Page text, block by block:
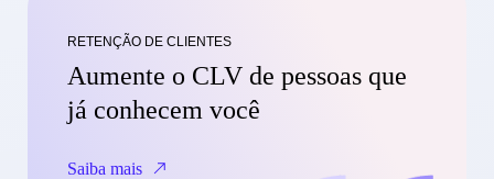
RETENÇÃO DE CLIENTES
Aumente o CLV de pessoas que
já conhecem você
Saiba mais